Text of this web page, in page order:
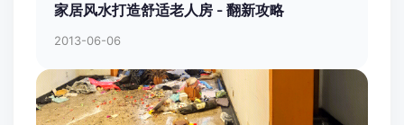
家居风水打造舒适老人房 - 翻新攻略
2013-06-06